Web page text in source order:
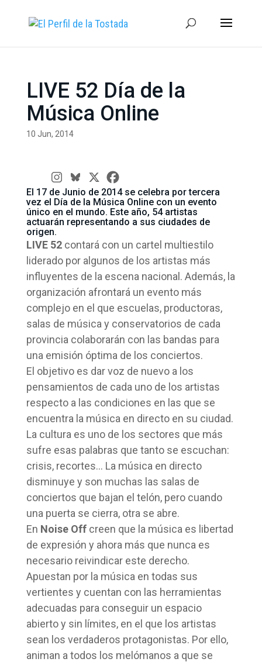
LIVE 52 Día de la
Música Online
10 Jun, 2014
El 17 de Junio de 2014 se celebra por tercera
vez el Día de la Música Online con un evento
único en el mundo. Este año, 54 artistas
actuarán representando a sus ciudades de
origen.
LIVE 52contará con un cartel multiestilo
liderado por algunos de los artistas más
influyentes de la escena nacional. Además, la
organización afrontará un evento más
complejo en el que escuelas, productoras,
salas de música y conservatorios de cada
provincia colaborarán con las bandas para
una emisión óptima de los conciertos.
El objetivo es dar voz de nuevo a los
pensamientos de cada uno de los artistas
respecto a las condiciones en las que se
encuentra la música en directo en su ciudad.
La cultura es uno de los sectores que más
sufre esas palabras que tanto se escuchan:
crisis, recortes… La música en directo
disminuye y son muchas las salas de
conciertos que bajan el telón, pero cuando
una puerta se cierra, otra se abre.
En Noise Offcreen que la música es libertad
de expresión y ahora más que nunca es
necesario reivindicar este derecho.
Apuestan por la música en todas sus
vertientes y cuentan con las herramientas
adecuadas para conseguir un espacio
abierto y sin límites, en el que los artistas
sean los verdaderos protagonistas. Por ello,
animan a todos los melómanos a que se